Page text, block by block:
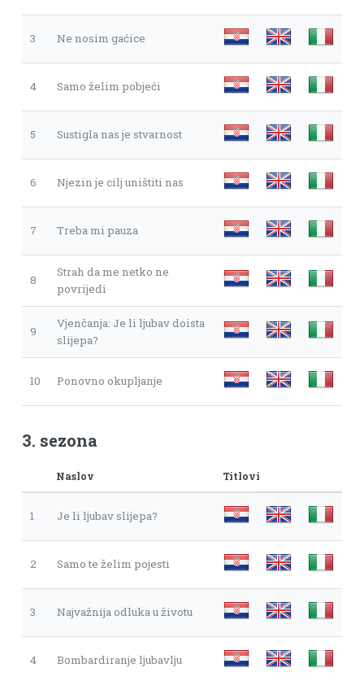
3 Ne nosim gaćice
4 Samo želim pobjeći
5 Sustigla nas je stvarnost
6 Njezin je cilj uništiti nas
7 Treba mi pauza
8
Strah da me netko ne
povrijedi
9
Vjenčanja: Je li ljubav doista
slijepa?
10 Ponovno okupljanje
3. sezona
Naslov Titlovi
1 Je li ljubav slijepa?
2 Samo te želim pojesti
3 Najvažnija odluka u životu
4 Bombardiranje ljubavlju